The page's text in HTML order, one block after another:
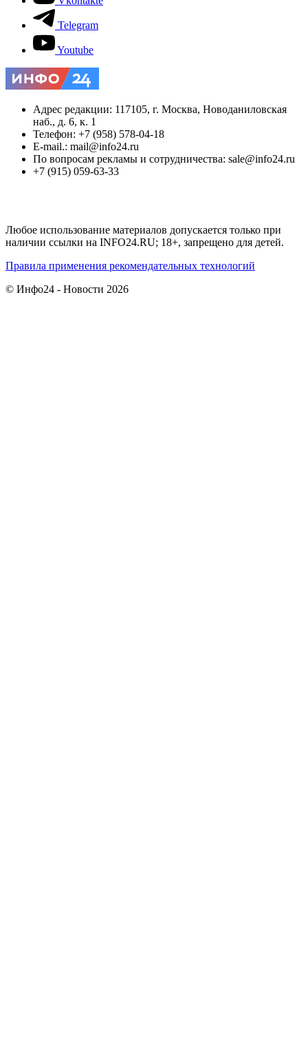
Telegram
Youtube
Адрес редакции: 117105, г. Москва, Новоданиловская
наб., д. 6, к. 1
Телефон: +7 (958) 578-04-18
E-mail.: mail@info24.ru
По вопросам рекламы и сотрудничества: sale@info24.ru
+7 (915) 059-63-33
Любое использование материалов допускается только при
наличии ссылки на INFO24.RU; 18+, запрещено для детей.
Правила применения рекомендательных технологий
© Инфо24 - Новости 2026